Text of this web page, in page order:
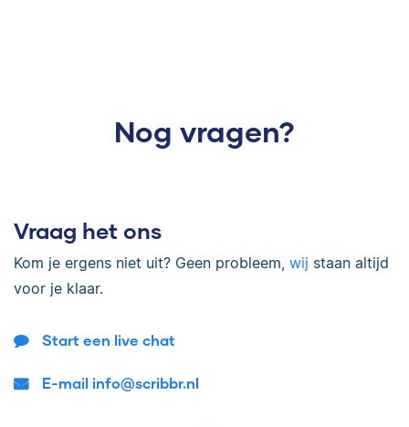
Nog vragen?
Vraag het ons
Kom je ergens niet uit? Geen probleem, wij staan altijd
voor je klaar.
Start een live chat
E-mail info@scribbr.nl